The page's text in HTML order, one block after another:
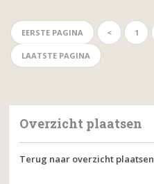
EERSTE PAGINA < 1
LAATSTE PAGINA
Overzicht plaatsen
Terug naar overzicht plaatsen